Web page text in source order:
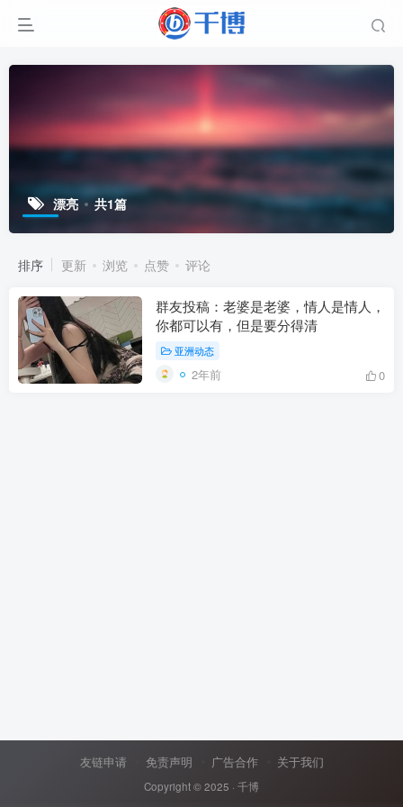
漂亮 共1篇
排序 更新 浏览 点赞 评论
群友投稿：老婆是老婆，情人是情人，
你都可以有，但是要分得清
亚洲动态
2年前 0
友链申请 免责声明 广告合作 关于我们
Copyright © 2025 · 千博